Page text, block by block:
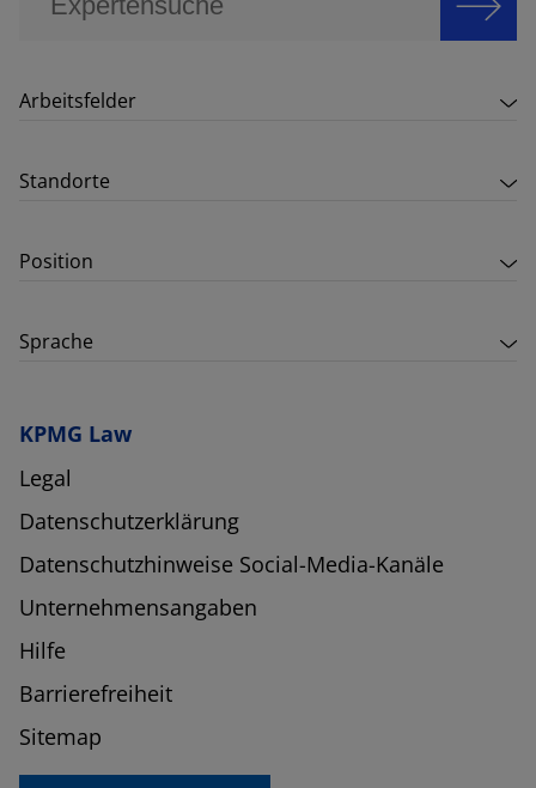
Arbeitsfelder
Standorte
Position
Sprache
KPMG Law
Legal
Datenschutzerklärung
Datenschutzhinweise Social-Media-Kanäle
Unternehmensangaben
Hilfe
Barrierefreiheit
Sitemap